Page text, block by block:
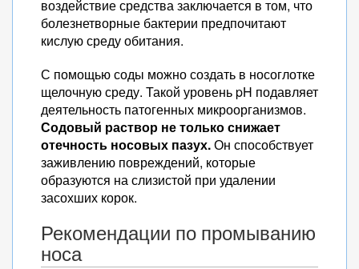
воздействие средства заключается в том, что
болезнетворные бактерии предпочитают
кислую среду обитания.
С помощью соды можно создать в носоглотке
щелочную среду. Такой уровень pH подавляет
деятельность патогенных микроорганизмов.
Содовый раствор не только снижает
отечность носовых пазух.Он способствует
заживлению повреждений, которые
образуются на слизистой при удалении
засохших корок.
Рекомендации по промыванию
носа